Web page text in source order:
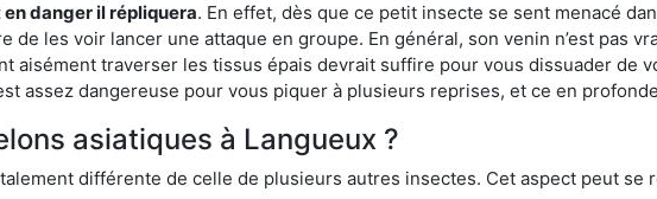
danger il répliquera. En effet, dès que ce petit insecte se sent menacé
de les voir lancer une attaque en groupe. En général, son venin n’est pas
aisément traverser les tissus épais devrait suffire pour vous dissuader de
assez dangereuse pour vous piquer à plusieurs reprises, et ce en
asiatiques à Langueux ?
différente de celle de plusieurs autres insectes. Cet aspect peut se